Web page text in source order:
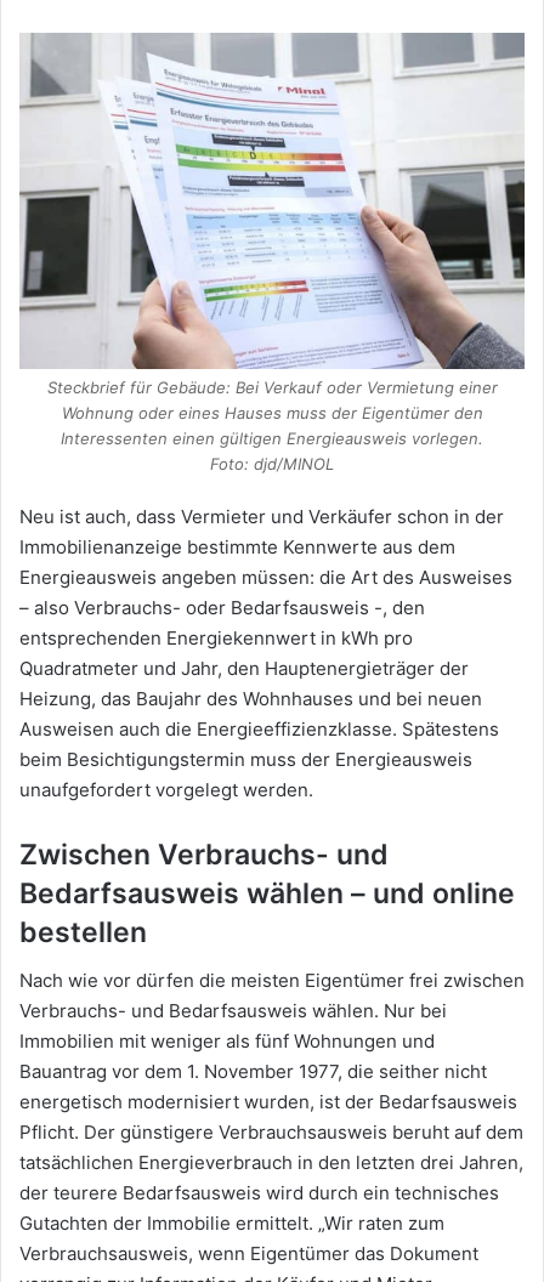
Steckbrief für Gebäude: Bei Verkauf oder Vermietung einer
Wohnung oder eines Hauses muss der Eigentümer den
Interessenten einen gültigen Energieausweis vorlegen.
Foto: djd/MINOL
Neu ist auch, dass Vermieter und Verkäufer schon in der
Immobilienanzeige bestimmte Kennwerte aus dem
Energieausweis angeben müssen: die Art des Ausweises
– also Verbrauchs- oder Bedarfsausweis -, den
entsprechenden Energiekennwert in kWh pro
Quadratmeter und Jahr, den Hauptenergieträger der
Heizung, das Baujahr des Wohnhauses und bei neuen
Ausweisen auch die Energieeffizienzklasse. Spätestens
beim Besichtigungstermin muss der Energieausweis
unaufgefordert vorgelegt werden.
Zwischen Verbrauchs- und
Bedarfsausweis wählen – und online
bestellen
Nach wie vor dürfen die meisten Eigentümer frei zwischen
Verbrauchs- und Bedarfsausweis wählen. Nur bei
Immobilien mit weniger als fünf Wohnungen und
Bauantrag vor dem 1. November 1977, die seither nicht
energetisch modernisiert wurden, ist der Bedarfsausweis
Pflicht. Der günstigere Verbrauchsausweis beruht auf dem
tatsächlichen Energieverbrauch in den letzten drei Jahren,
der teurere Bedarfsausweis wird durch ein technisches
Gutachten der Immobilie ermittelt. „Wir raten zum
Verbrauchsausweis, wenn Eigentümer das Dokument